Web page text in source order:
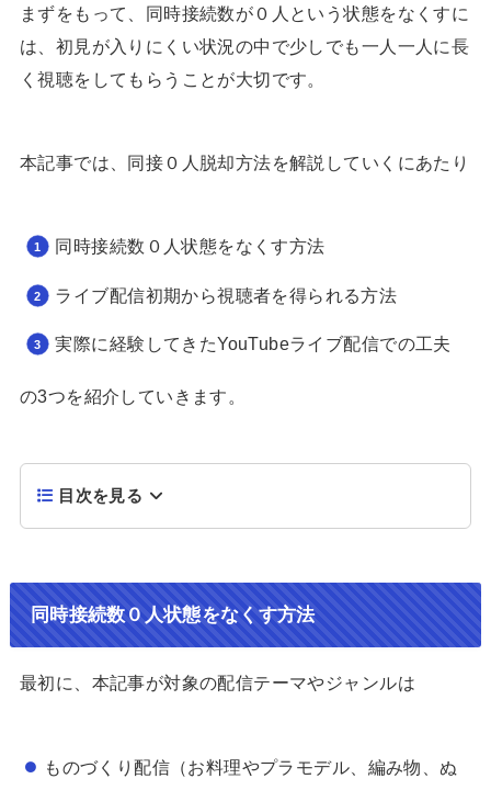
まずをもって、同時接続数が０人という状態をなくすに
は、初見が入りにくい状況の中で少しでも一人一人に長
く視聴をしてもらうことが大切です。
本記事では、同接０人脱却方法を解説していくにあたり
同時接続数０人状態をなくす方法
ライブ配信初期から視聴者を得られる方法
実際に経験してきたYouTubeライブ配信での工夫
の3つを紹介していきます。
目次を見る
同時接続数０人状態をなくす方法
最初に、本記事が対象の配信テーマやジャンルは
ものづくり配信（お料理やプラモデル、編み物、ぬ